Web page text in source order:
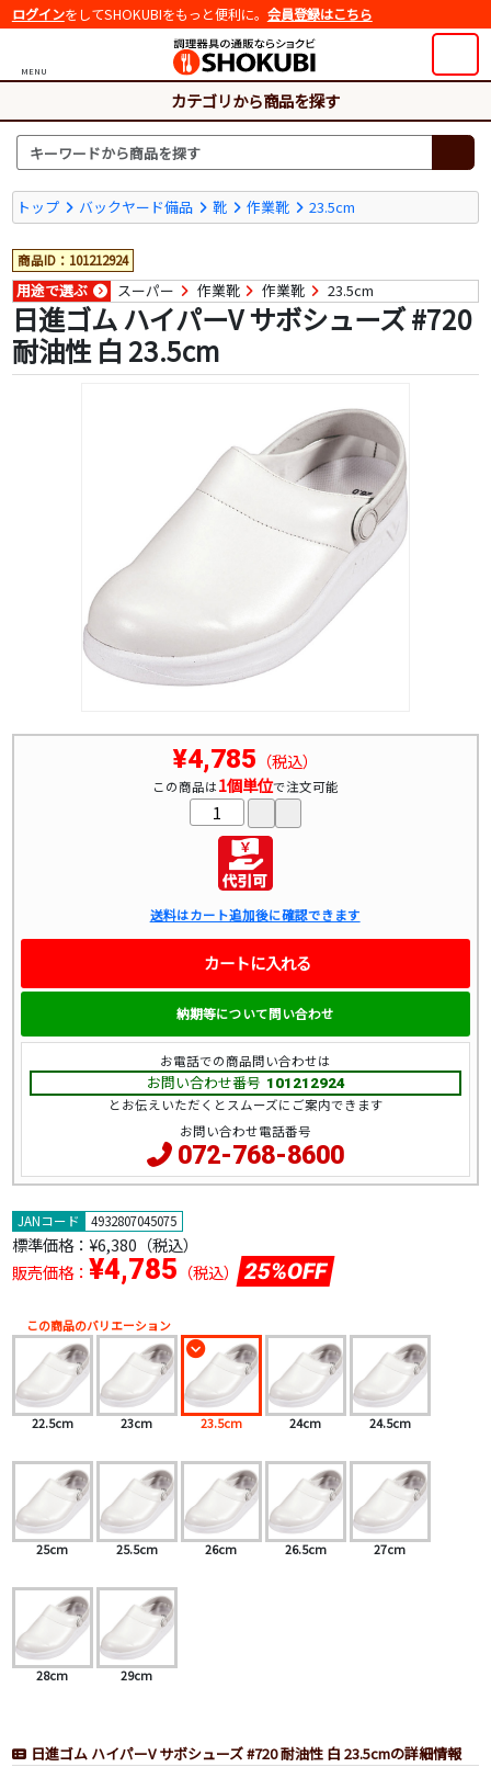
ログインをしてSHOKUBIをもっと便利に。 会員登録はこちら
MENU
カテゴリから商品を探す
トップ バックヤード備品 靴 作業靴 23.5cm
商品ID：101212924
用途で選ぶ スーパー 作業靴 作業靴 23.5cm
日進ゴム ハイパーV サボシューズ #720
耐油性 白 23.5cm
JANコード 4932807045075
標準価格： ¥6,380（税込）
販売価格： ¥4,785 （税込） 25%OFF
この商品のバリエーション
22.5cm 23cm 23.5cm 24cm 24.5cm
25cm 25.5cm 26cm 26.5cm 27cm
28cm 29cm
日進ゴム ハイパーV サボシューズ #720 耐油性 白 23.5cmの詳細情報
¥4,785 （税込）
この商品は1個単位で注文可能
送料はカート追加後に確認できます
カートに入れる
納期等について問い合わせ
お電話での商品問い合わせは
お問い合わせ番号 101212924
とお伝えいただくとスムーズにご案内できます
お問い合わせ電話番号
072-768-8600